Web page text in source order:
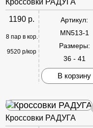
1190 р.
8 пар в кор.
9520 р/кор
Артикул:
MN513-1
Размеры:
36 - 41
В корзину
Кроссовки РАДУГА